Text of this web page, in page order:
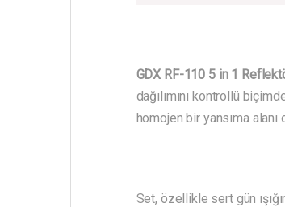
GDX RF-110 5 in 1
dağılımını kontrollü
homojen bir yansıma alanı
Set, özellikle sert gün